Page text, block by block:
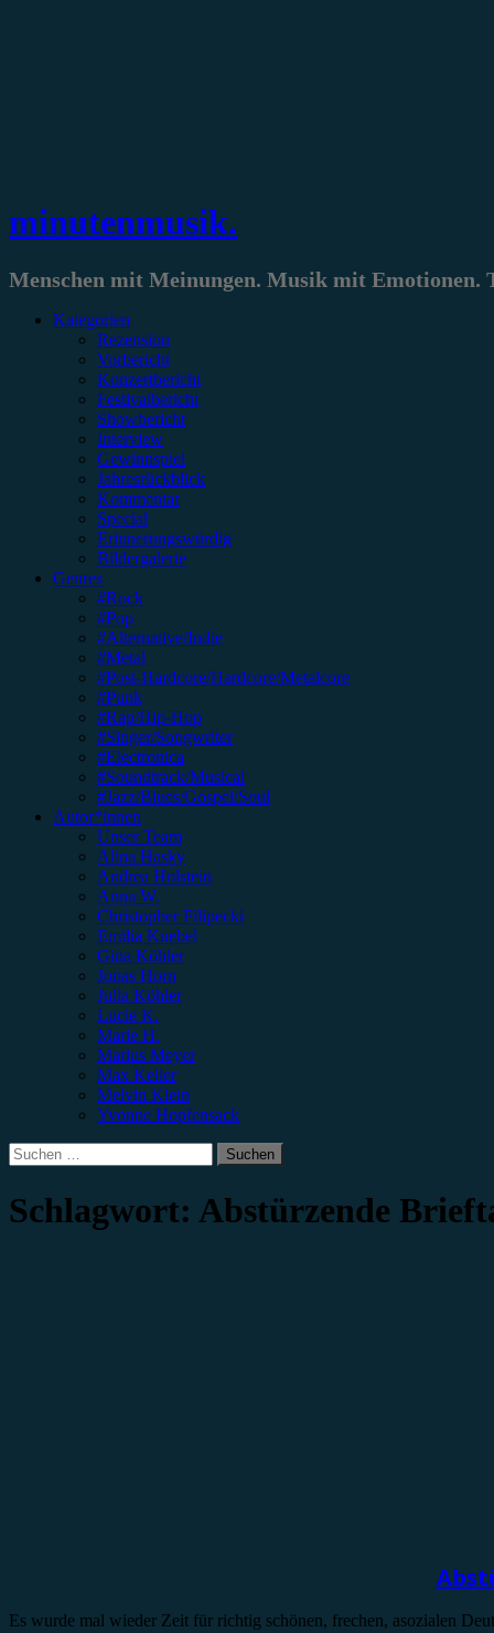
minutenmusik.
Menschen mit Meinungen. Musik mit Emotionen.
Kategorien
Rezension
Vorbericht
Konzertbericht
Festivalbericht
Showbericht
Interview
Gewinnspiel
Jahresrückblick
Kommentar
Special
Erinnerungswürdig
Bildergalerie
Genres
#Rock
#Pop
#Alternative/Indie
#Metal
#Post-Hardcore/Hardcore/Metalcore
#Punk
#Rap/Hip-Hop
#Singer/Songwriter
#Electronica
#Soundtrack/Musical
#Jazz/Blues/Gospel/Soul
Autor*innen
Unser Team
Alina Hasky
Andrea Holstein
Anna W.
Christopher Filipecki
Emilia Knebel
Gina Köhler
Jonas Horn
Julia Köhler
Lucie K.
Marie H.
Marius Meyer
Max Keller
Melvin Klein
Yvonne Hopfensack
Suchen
nach:
Schlagwort: Abstürzende
Es wurde mal wieder Zeit für richtig schönen, frechen, asozialen